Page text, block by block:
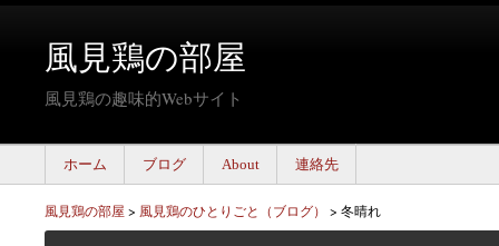
風見鶏の部屋
風見鶏の趣味的Webサイト
ホーム ブログ About 連絡先
風見鶏の部屋 > 風見鶏のひとりごと（ブログ） > 冬晴れ